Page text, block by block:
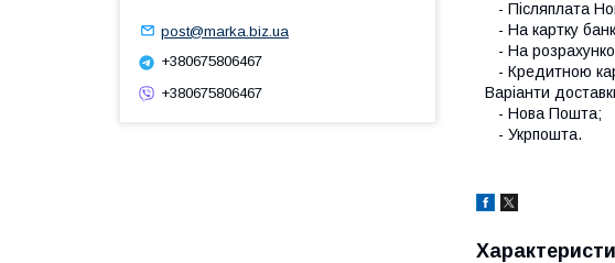
- Післяплата
- На картку
- На
- Кредитною
Варіанти
- Нова Пошта;
- Укрпошта.
post@marka.biz.ua
+380675806467
+380675806467